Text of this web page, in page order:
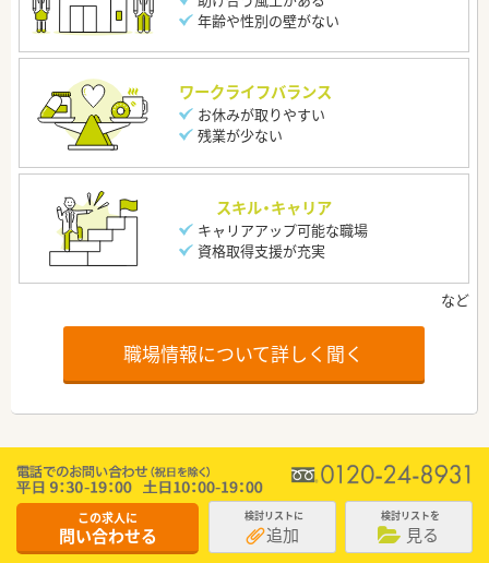
年齢や性別の壁がない
ワークライフバランス
お休みが取りやすい
残業が少ない
スキル・キャリア
キャリアアップ可能な職場
資格取得支援が充実
職場情報について詳しく聞く
この求人に
問い合わせる
検討リストに
追加
検討リストを
見る